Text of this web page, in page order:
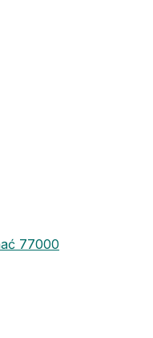
77000